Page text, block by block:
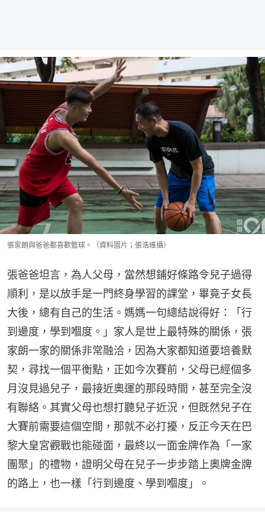
張家朗與爸爸都喜歡籃球。（資料圖片；張浩維攝）
張爸爸坦言，為人父母，當然想鋪好條路令兒子過得
順利，是以放手是一門終身學習的課堂，畢竟子女長
大後，總有自己的生活。媽媽一句總結說得好：「行
到邊度，學到嗰度。」家人是世上最特殊的關係，張
家朗一家的關係非常融洽，因為大家都知道要培養默
契，尋找一個平衡點，正如今次賽前，父母已經個多
月沒見過兒子，最接近奧運的那段時間，甚至完全沒
有聯絡。其實父母也想打聽兒子近況，但既然兒子在
大賽前需要這個空間，那就不必打擾，反正今天在巴
黎大皇宮觀戰也能碰面，最終以一面金牌作為「一家
團聚」的禮物，證明父母在兒子一步步踏上奧牌金牌
的路上，也一樣「行到邊度、學到嗰度」。